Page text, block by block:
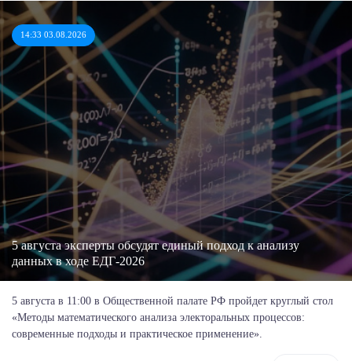
14:33 03.08.2026
5 августа эксперты обсудят единый подход к анализу
данных в ходе ЕДГ-2026
5 августа в 11:00 в Общественной палате РФ пройдет круглый стол
«Методы математического анализа электоральных процессов:
современные подходы и практическое применение».